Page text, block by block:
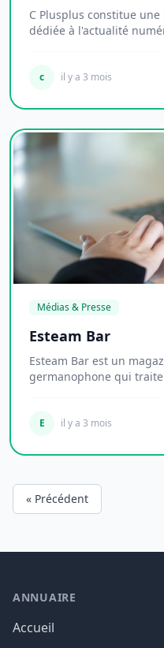
C Plusplus constitue
dédiée à l'actualité
c il y a 3 mois
Médias & Presse
Esteam Bar
Esteam Bar est un
germanophone qui
E il y a 3 mois
« Précédent
ANNUAIRE
Accueil